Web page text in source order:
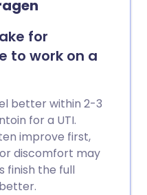
for
to work on a
better within 2-3
for a UTI.
improve first,
discomfort may
finish the full